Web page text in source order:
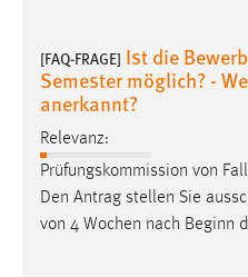
[FAQ-FRAGE] Ist die
Semester möglich? -
anerkannt?
Relevanz:
Prüfungskommission von
Den Antrag stellen Sie
von 4 Wochen nach Beginn
Zweck:
Dieser Cookie ist
Cookie Laufzeit:
24 Stunden